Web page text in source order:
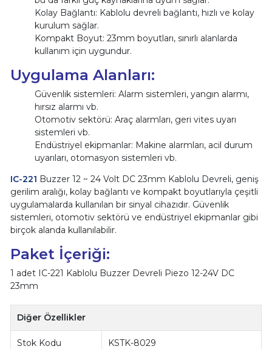
Kolay Bağlantı: Kablolu devreli bağlantı, hızlı ve kolay
kurulum sağlar.
Kompakt Boyut: 23mm boyutları, sınırlı alanlarda
kullanım için uygundur.
Uygulama Alanları:
Güvenlik sistemleri: Alarm sistemleri, yangın alarmı,
hırsız alarmı vb.
Otomotiv sektörü: Araç alarmları, geri vites uyarı
sistemleri vb.
Endüstriyel ekipmanlar: Makine alarmları, acil durum
uyarıları, otomasyon sistemleri vb.
IC-221 Buzzer 12 ~ 24 Volt DC 23mm Kablolu Devreli, geniş
gerilim aralığı, kolay bağlantı ve kompakt boyutlarıyla çeşitli
uygulamalarda kullanılan bir sinyal cihazıdır. Güvenlik
sistemleri, otomotiv sektörü ve endüstriyel ekipmanlar gibi
birçok alanda kullanılabilir.
Paket İçeriği:
1 adet IC-221 Kablolu Buzzer Devreli Piezo 12-24V DC
23mm
Diğer Özellikler
Stok Kodu KSTK-8029